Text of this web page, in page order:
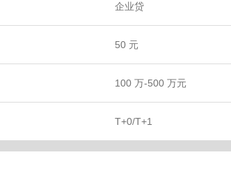
企业贷
50 元
100 万-500 万元
T+0/T+1